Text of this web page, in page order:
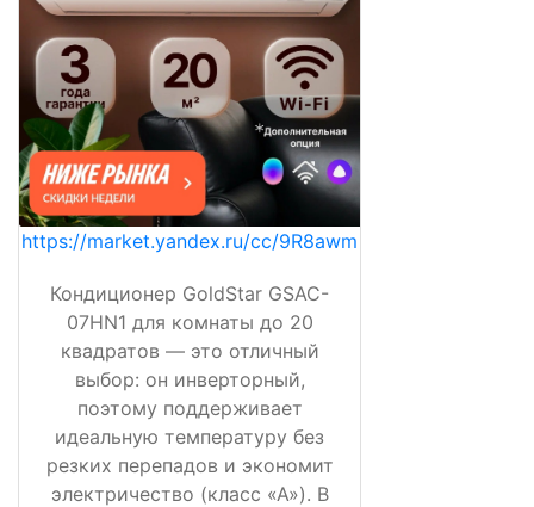
https://market.yandex.ru/cc/9R8awm
Кондиционер GoldStar GSAC-
07HN1 для комнаты до 20
квадратов — это отличный
выбор: он инверторный,
поэтому поддерживает
идеальную температуру без
резких перепадов и экономит
электричество (класс «А»). В